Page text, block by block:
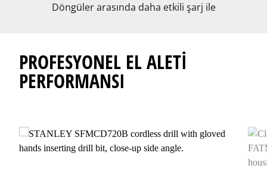
Döngüler arasında daha etkili şarj ile
PROFESYONEL EL ALETİ
PERFORMANSI